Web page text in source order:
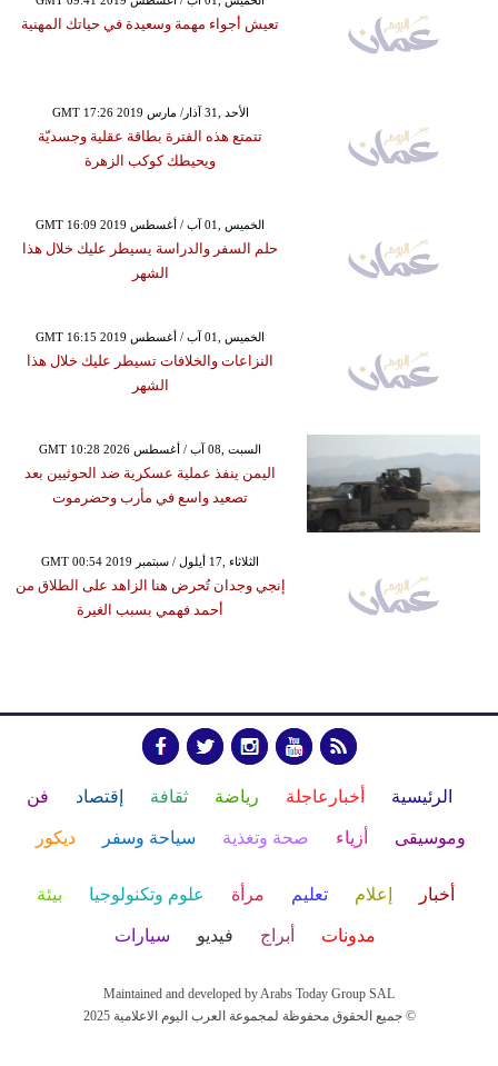
تعيش أجواء مهمة وسعيدة في حياتك المهنية
GMT 17:26 2019 الأحد ,31 آذار/ مارس
تتمتع هذه الفترة بطاقة عقلية وجسديّة
ويحيطك كوكب الزهرة
GMT 16:09 2019 الخميس ,01 آب / أغسطس
حلم السفر والدراسة يسيطر عليك خلال هذا
الشهر
GMT 16:15 2019 الخميس ,01 آب / أغسطس
النزاعات والخلافات تسيطر عليك خلال هذا
الشهر
GMT 10:28 2026 السبت ,08 آب / أغسطس
اليمن ينفذ عملية عسكرية ضد الحوثيين بعد
تصعيد واسع في مأرب وحضرموت
GMT 00:54 2019 الثلاثاء ,17 أيلول / سبتمبر
إنجي وجدان تُحرض هنا الزاهد على الطلاق من
أحمد فهمي بسبب الغيرة
الرئيسية أخبارعاجلة رياضة ثقافة إقتصاد فن
وموسيقى أزياء صحة وتغذية سياحة وسفر ديكور
أخبار إعلام تعليم مرأة علوم وتكنولوجيا بيئة
مدونات أبراج فيديو سيارات
Maintained and developed by Arabs Today Group SAL
جميع الحقوق محفوظة لمجموعة العرب اليوم الاعلامية 2025 ©